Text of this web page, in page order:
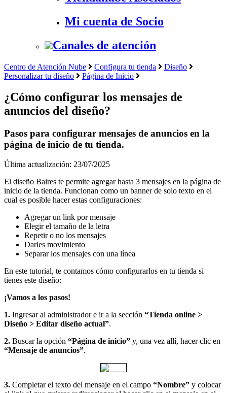
Mi cuenta de Socio
Canales de atención
Centro de Atención Nube Configura tu tienda
Diseño
Personalizar tu diseño
Página de Inicio
¿Cómo configurar los mensajes de
anuncios del diseño?
Pasos para configurar mensajes de anuncios en la
página de inicio de tu tienda.
Última actualización: 23/07/2025
El diseño Baires te permite agregar hasta 3 mensajes en la página de
inicio de la tienda. Funcionan como un banner de solo texto en el
cual es posible hacer estas configuraciones:
Agregar un link por mensaje
Elegir el tamaño de la letra
Repetir o no los mensajes
Darles movimiento
Separar los mensajes con una línea
En este tutorial, te contamos cómo configurarlos en tu tienda si
tienes este diseño:
¡Vamos a los pasos!
1. Ingresar al administrador e ir a la sección “Tienda online >
Diseño > Editar diseño actual”.
2. Buscar la opción “Página de inicio” y, una vez allí, hacer clic en
“Mensaje de anuncios”.
3. Completar el texto del mensaje en el campo “Nombre” y colocar